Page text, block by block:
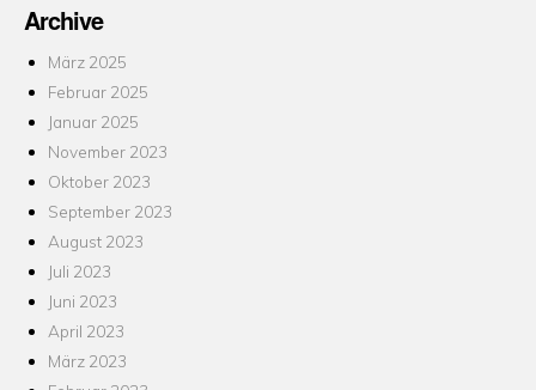
Archive
März 2025
Februar 2025
Januar 2025
November 2023
Oktober 2023
September 2023
August 2023
Juli 2023
Juni 2023
April 2023
März 2023